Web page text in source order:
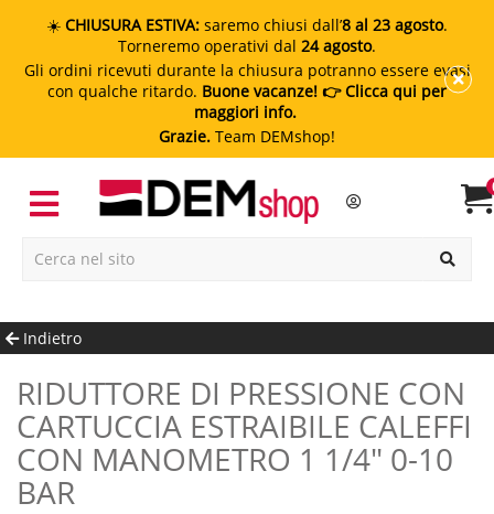
☀️ CHIUSURA ESTIVA: saremo chiusi dall’8 al 23 agosto.
Torneremo operativi dal 24 agosto.
Gli ordini ricevuti durante la chiusura potranno essere evasi
con qualche ritardo. Buone vacanze! 👉 Clicca qui per
maggiori info.
Grazie. Team DEMshop!
Indietro
RIDUTTORE DI PRESSIONE CON
CARTUCCIA ESTRAIBILE CALEFFI
CON MANOMETRO 1 1/4" 0-10
BAR